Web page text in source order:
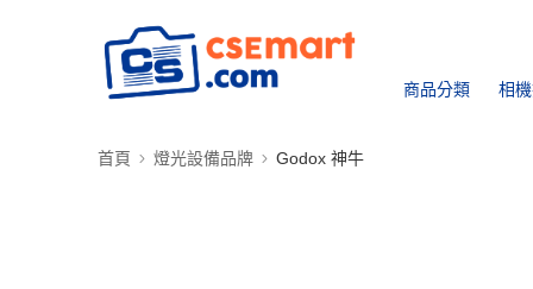
商品分類 相
首頁 燈光設備品牌 Godox 神牛